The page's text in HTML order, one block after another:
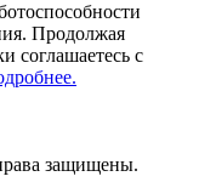
Продолжая
соглашаетесь с
защищены.